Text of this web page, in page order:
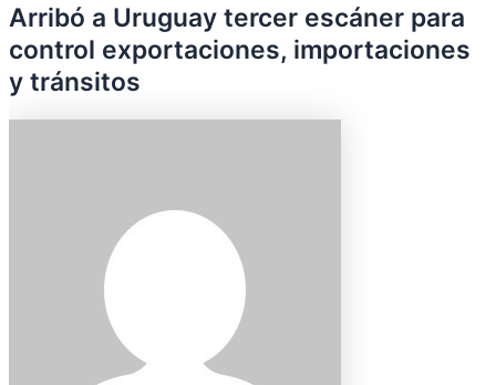
Arribó a Uruguay tercer escáner para
control exportaciones, importaciones
y tránsitos